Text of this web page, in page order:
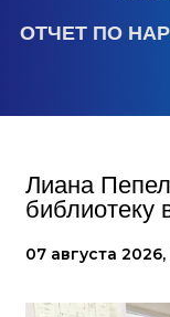
ОТЧЕТ ПО
Лиана
библиотеку
07 августа 2026,